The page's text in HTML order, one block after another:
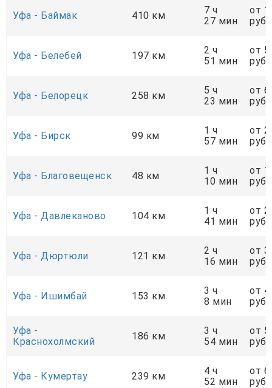
Уфа - Баймак 410 км
7 ч
27 мин
от
руб.
Уфа - Белебей 197 км
2 ч
51 мин
от
руб.
Уфа - Белорецк 258 км
5 ч
23 мин
от
руб.
Уфа - Бирск 99 км
1 ч
57 мин
от
руб.
Уфа - Благовещенск 48 км
1 ч
10 мин
от
руб.
Уфа - Давлеканово 104 км
1 ч
41 мин
от
руб.
Уфа - Дюртюли 121 км
2 ч
16 мин
от
руб.
Уфа - Ишимбай 153 км
3 ч
8 мин
от
руб.
Уфа -
Краснохолмский
186 км
3 ч
54 мин
от
руб.
Уфа - Кумертау 239 км
4 ч
52 мин
от
руб.